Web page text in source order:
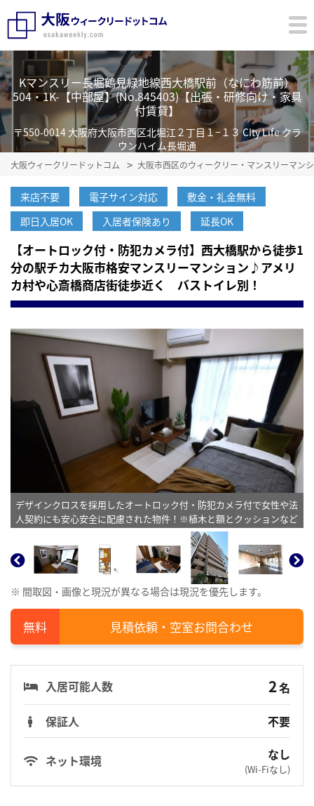
Kマンスリー長堀鶴見緑地線西大橋駅前（なにわ筋前）
504・1K-【中部屋】(No.845403)【出張・研修向け・家具
付賃貸】
〒550-0014 大阪府大阪市西区北堀江２丁目１−１３ CIty Life クラ
ウンハイム長堀通
大阪ウィークリードットコム 大阪市西区のウィークリー・マンスリーマン
来店不要 電子サイン対応
敷金・礼金無料
即日入居OK
入居者保険あり 延長OK
【オートロック付・防犯カメラ付】西大橋駅から徒歩1
分の駅チカ大阪市格安マンスリーマンション♪アメリ
カ村や心斎橋商店街徒歩近く バストイレ別！
デザインクロスを採用したオートロック付・防犯カメラ付で女性や法
人契約にも安心安全に配慮された物件！※植木と額とクッションなど
は写真用です。
※ 間取図・画像と現況が異なる場合は現況を優先します。
見積依頼・空室お問合わせ
入居可能人数 2名
保証人
不要
ネット環境 なし
(Wi-Fiなし)